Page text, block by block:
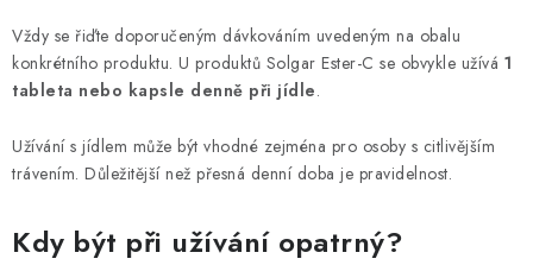
Vždy se řiďte doporučeným dávkováním uvedeným na obalu
konkrétního produktu. U produktů Solgar Ester-C se obvykle užívá 1
tableta nebo kapsle denně při jídle.
Užívání s jídlem může být vhodné zejména pro osoby s citlivějším
trávením. Důležitější než přesná denní doba je pravidelnost.
Kdy být při užívání opatrný?